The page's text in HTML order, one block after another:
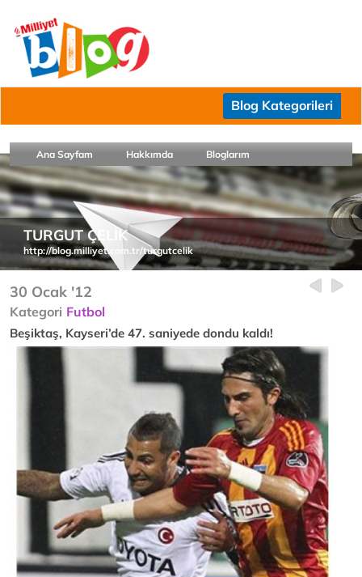
Blog Kategorileri
Ana Sayfam Hakkımda Bloglarım
TURGUT ÇELİK
http://blog.milliyet.com.tr/turgutcelik
30 Ocak '12
Kategori Futbol
Beşiktaş, Kayseri’de 47. saniyede dondu kaldı!